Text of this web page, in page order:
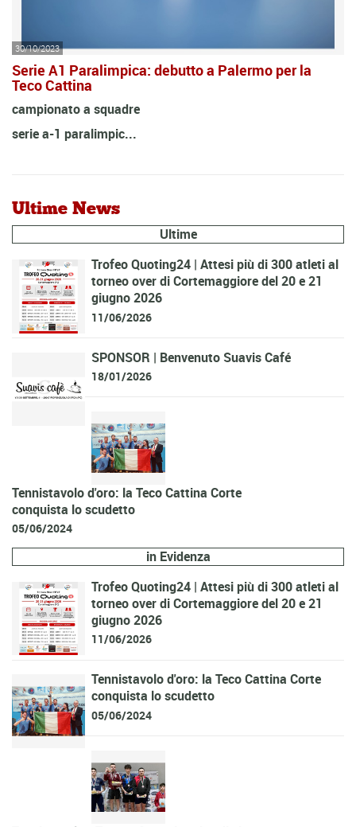
30/10/2023
Serie A1 Paralimpica: debutto a Palermo per la
Teco Cattina
campionato a squadre
serie a-1 paralimpic...
Ultime News
Ultime
Trofeo Quoting24 | Attesi più di 300 atleti al
torneo over di Cortemaggiore del 20 e 21
giugno 2026
11/06/2026
SPONSOR | Benvenuto Suavis Café
18/01/2026
Tennistavolo d'oro: la Teco Cattina Corte
conquista lo scudetto
05/06/2024
in Evidenza
Trofeo Quoting24 | Attesi più di 300 atleti al
torneo over di Cortemaggiore del 20 e 21
giugno 2026
11/06/2026
Tennistavolo d'oro: la Teco Cattina Corte
conquista lo scudetto
05/06/2024